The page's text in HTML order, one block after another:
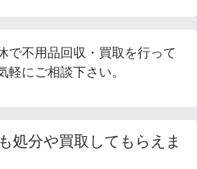
で不用品回収・買取を行って
軽にご相談下さい。
処分や買取してもらえま